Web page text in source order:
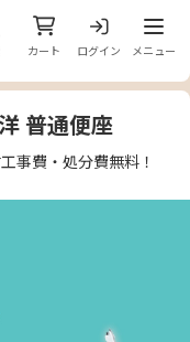
カート ログイン
メニ
メニュー
普通便座
事費・処分費無料！